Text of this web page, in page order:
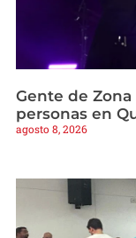
Gente de Zona
personas en
agosto 8, 2026